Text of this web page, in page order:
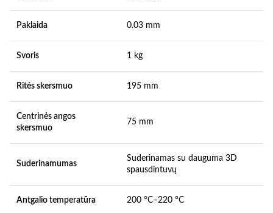
Paklaida 0.03 mm
Svoris 1 kg
Ritės skersmuo 195 mm
Centrinės angos
skersmuo
75 mm
Suderinamumas
Suderinamas su dauguma 3D
spausdintuvų
Antgalio temperatūra 200 °C–220 °C